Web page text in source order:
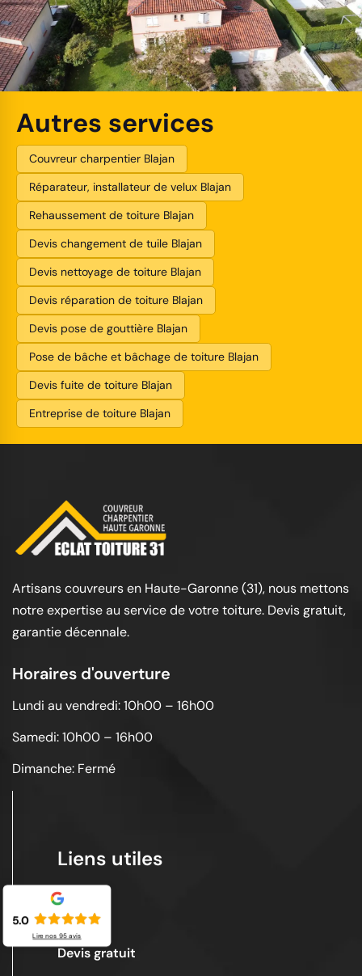
Autres services
Couvreur charpentier Blajan
Réparateur, installateur de velux Blajan
Rehaussement de toiture Blajan
Devis changement de tuile Blajan
Devis nettoyage de toiture Blajan
Devis réparation de toiture Blajan
Devis pose de gouttière Blajan
Pose de bâche et bâchage de toiture Blajan
Devis fuite de toiture Blajan
Entreprise de toiture Blajan
Artisans couvreurs en Haute-Garonne (31), nous mettons
notre expertise au service de votre toiture. Devis gratuit,
garantie décennale.
Horaires d'ouverture
Lundi au vendredi: 10h00 – 16h00
Samedi: 10h00 – 16h00
Dimanche: Fermé
Liens utiles
Acceuil
Devis gratuit
5.0
Lire nos 95avis